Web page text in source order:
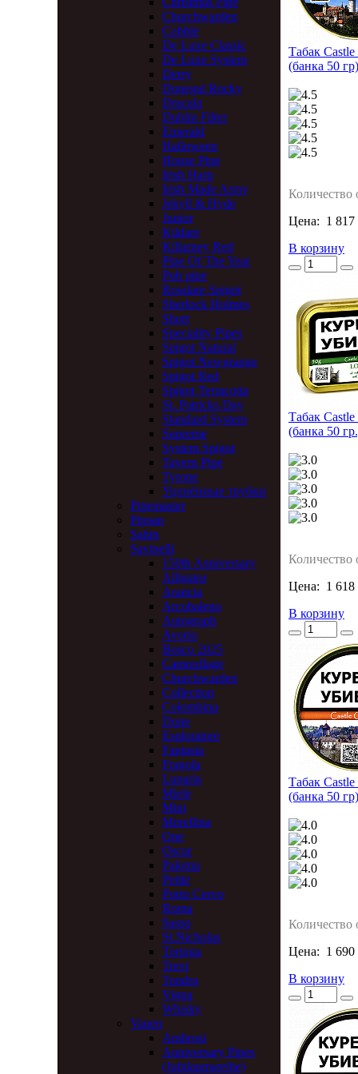
Churchwarden
Cobble
De Luxe Classic
De Luxe System
Derry
Donegal Rocky
Dracula
Dublin Filter
Emerald
Halloween
House Pipe
Irish Harp
Irish Made Army
Jekyll & Hyde
Junior
Kildare
Killarney Red
Pipe Of The Year
Pub pipe
Rosslare Spigot
Sherlock Holmes
Short
Speciality Pipes
Spigot Natural
Spigot Newgrange
Spigot Red
Spigot Terracotta
St. Patricks Day
Standard System
Supreme
System Spigot
Tavern Pipe
Tyrone
Уценённые трубки
Pipemaster
Pipsan
Sahin
Savinelli
150th Anniversary
Alligator
Arancia
Arcobaleno
Autograph
Avorio
Bosco 2025
Camouflage
Churchwarden
Collection
Colombina
Dune
Esploratore
Fantasia
Fragola
Lunaria
Miele
Mini
Morellina
One
Oscar
Paloma
Petite
Porto Cervo
Roma
Sasso
St.Nicholas
Tortuga
Trevi
Tundra
Vigna
Whisky
Vauen
Ambrosi
Anniversary Pipes
(Jubilaumsreihe)
Табак
(банка 50 гр)
Количество
Цена: 1 817
В корзину
Табак
(банка 50
Количество
Цена: 1 618
В корзину
Табак
(банка 50 гр)
Количество
Цена: 1 690
В корзину